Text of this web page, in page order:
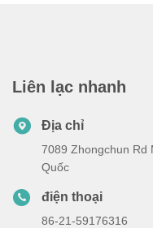
Liên lạc nhanh
Địa chỉ
7089 Zhongchun Rd
Quốc
điện thoại
86-21-59176316